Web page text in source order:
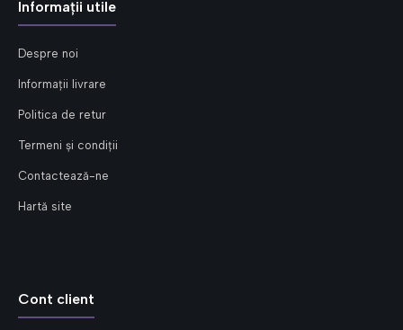
Informații utile
Despre noi
Informații livrare
Politica de retur
Termeni și condiții
Contactează-ne
Hartă site
Cont client